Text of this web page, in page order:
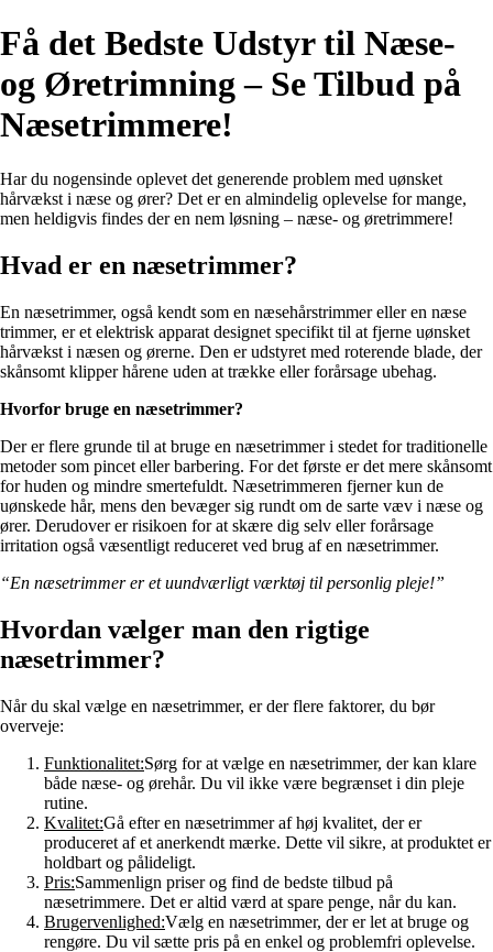
Få det Bedste Udstyr til Næse-
og Øretrimning – Se Tilbud på
Næsetrimmere!
Har du nogensinde oplevet det generende problem med uønsket
hårvækst i næse og ører? Det er en almindelig oplevelse for mange,
men heldigvis findes der en nem løsning – næse- og øretrimmere!
Hvad er en næsetrimmer?
En næsetrimmer, også kendt som en næsehårstrimmer eller en næse
trimmer, er et elektrisk apparat designet specifikt til at fjerne uønsket
hårvækst i næsen og ørerne. Den er udstyret med roterende blade, der
skånsomt klipper hårene uden at trække eller forårsage ubehag.
Hvorfor bruge en næsetrimmer?
Der er flere grunde til at bruge en næsetrimmer i stedet for traditionelle
metoder som pincet eller barbering. For det første er det mere skånsomt
for huden og mindre smertefuldt. Næsetrimmeren fjerner kun de
uønskede hår, mens den bevæger sig rundt om de sarte væv i næse og
ører. Derudover er risikoen for at skære dig selv eller forårsage
irritation også væsentligt reduceret ved brug af en næsetrimmer.
“En næsetrimmer er et uundværligt værktøj til personlig pleje!”
Hvordan vælger man den rigtige
næsetrimmer?
Når du skal vælge en næsetrimmer, er der flere faktorer, du bør
overveje:
Funktionalitet:Sørg for at vælge en næsetrimmer, der kan klare
både næse- og ørehår. Du vil ikke være begrænset i din pleje
rutine.
Kvalitet:Gå efter en næsetrimmer af høj kvalitet, der er
produceret af et anerkendt mærke. Dette vil sikre, at produktet er
holdbart og pålideligt.
Pris:Sammenlign priser og find de bedste tilbud på
næsetrimmere. Det er altid værd at spare penge, når du kan.
Brugervenlighed:Vælg en næsetrimmer, der er let at bruge og
rengøre. Du vil sætte pris på en enkel og problemfri oplevelse.